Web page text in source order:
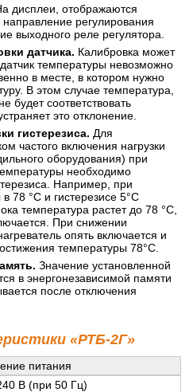
дисплеи, отображаются
регулирования
выходного реле регулятора.
датчика. Калибровка может
температуры невозможно
в месте, в котором нужно
В этом случае температура,
будет соответствовать
это отклонение.
гистерезиса. Для
частого включения нагрузки
оборудования) при
необходимо
Например, при
78 °С и гистерезисе 5°С
температура растет до 78 °С,
При снижении
опять включается и
температуры 78°С.
Значение установленной
в энергонезависимой памяти
после отключения
«РТБ-2Г»
питания
В (при 50 Гц)